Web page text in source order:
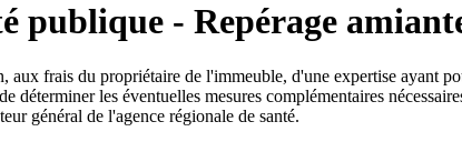
publique - Repérage
frais du propriétaire de l'immeuble, d'une expertise ayant
les éventuelles mesures complémentaires
général de l'agence régionale de santé.